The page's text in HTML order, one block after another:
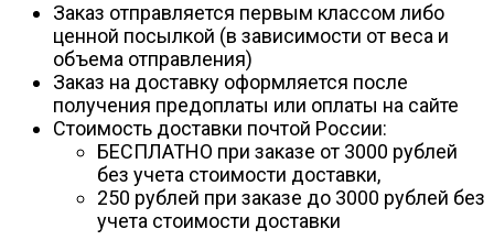
Заказ отправляется первым классом либо
ценной посылкой (в зависимости от веса и
объема отправления)
Заказ на доставку оформляется после
получения предоплаты или оплаты на сайте
Стоимость доставки почтой России:
БЕСПЛАТНО при заказе от 3000 рублей
без учета стоимости доставки,
250 рублей при заказе до 3000 рублей без
учета стоимости доставки